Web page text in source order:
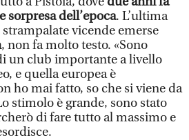
sorpresa dell’epoca. L’ultima
vicende emerse
, non fa molto testo. «Sono
un club importante a livello
e quella europea è
ho mai fatto, so che si viene da
stimolo è grande, sono stato
di fare tutto al massimo e